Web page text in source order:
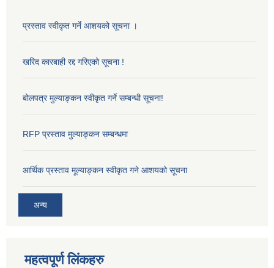
प्रस्ताव स्वीकृत गर्ने आशयको सूचना ।
खरिद कारबाही रद्द गरिएको सूचना !
बोलपत्र मुल्याङ्कन स्वीकृत गर्ने सम्बन्धी सूचना!
RFP प्रस्ताव मुल्याङ्कन सम्बन्धमा
आर्थिक प्रस्ताव मूल्याङ्कन स्वीकृत गने आशयको सूचना
अन्य
महत्वपूर्ण लिंकहरु